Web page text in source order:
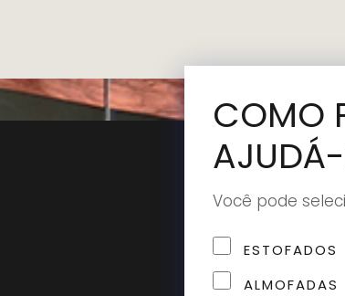
COMO
Você pode
ESTOFADOS
ALMOFADAS